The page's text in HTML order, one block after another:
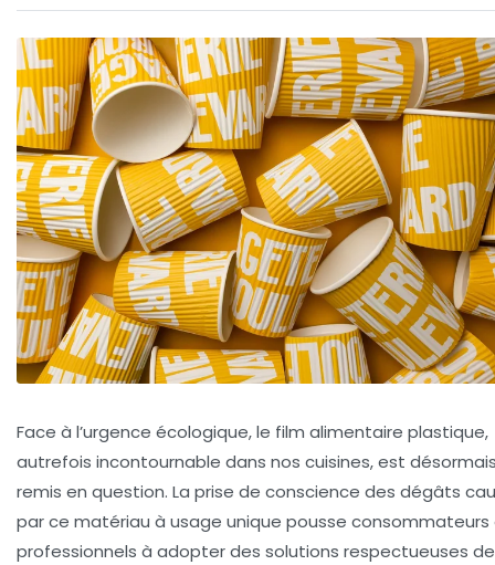
Face à l’urgence écologique, le film alimentaire plastique,
autrefois incontournable dans nos cuisines, est
remis en question. La prise de conscience des dégâts
par ce matériau à usage unique pousse
professionnels à adopter des solutions respectueuses de